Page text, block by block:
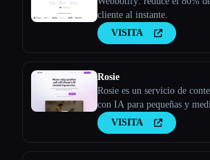
cliente al instante.
VISITA
Rosie
Rosie es un servicio de
con IA para pequeñas y
VISITA